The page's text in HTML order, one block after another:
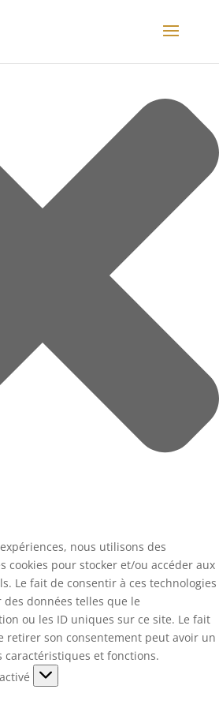
nous utilisons des
cookies pour stocker et/ou accéder aux
Le fait de consentir à ces technologies
données telles que le
ou les ID uniques sur ce site. Le fait
retirer son consentement peut avoir un
et fonctions.